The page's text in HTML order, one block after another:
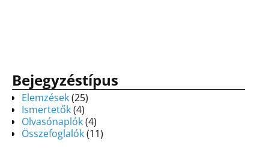
Bejegyzéstípus
Elemzések(25)
Ismertetők(4)
Olvasónaplók(4)
Összefoglalók(11)